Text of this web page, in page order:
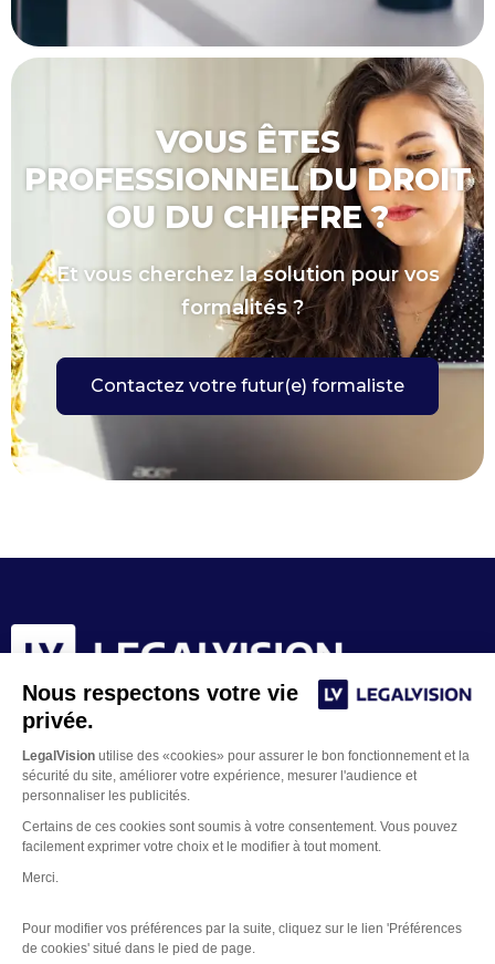
Nous respectons votre vie
privée.
LegalVision utilise des «cookies» pour assurer le bon fonctionnement et la
sécurité du site, améliorer votre expérience, mesurer l'audience et
personnaliser les publicités.
Certains de ces cookies sont soumis à votre consentement. Vous pouvez
facilement exprimer votre choix et le modifier à tout moment.
Merci.
Pour modifier vos préférences par la suite, cliquez sur le lien 'Préférences
de cookies' situé dans le pied de page.
VOUS ÊTES
PROFESSIONNEL DU DROIT
OU DU CHIFFRE ?
Et vous cherchez la solution pour vos
formalités ?
Contactez votre futur(e) formaliste
Mentions Légales